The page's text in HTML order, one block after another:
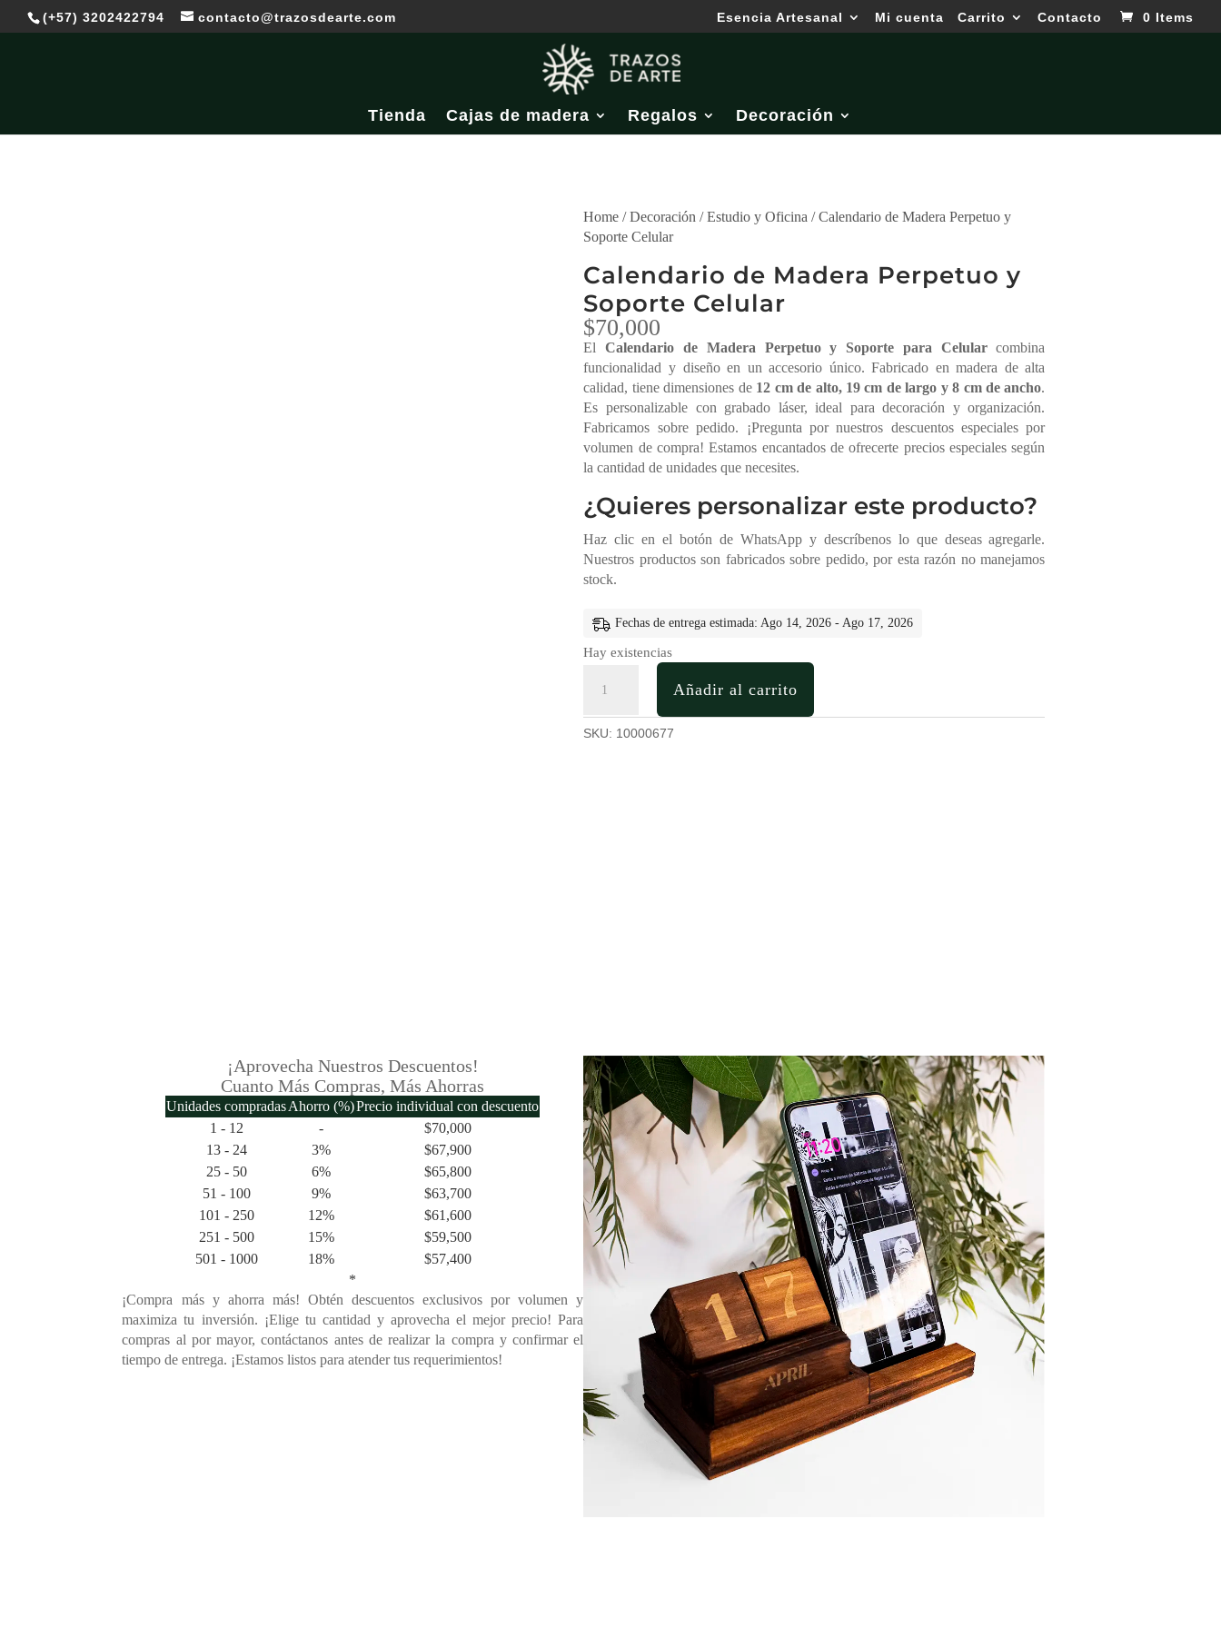
(+57) 3202422794 contacto@trazosdearte.com Esencia Artesanal Mi cuenta Carrito Contacto 0 Items
Tienda Cajas de madera Regalos Decoración
Home /Decoración /Estudio y Oficina / Calendario de Madera Perpetuo y
Soporte Celular
Calendario de Madera Perpetuo y
Soporte Celular
$70,000
ElCalendario de Madera Perpetuo y Soporte para Celularcombina
funcionalidad y diseño en un accesorio único. Fabricado en madera de alta
calidad, tiene dimensiones de 12 cm de alto, 19 cm de largo y 8 cm de ancho.
Es personalizable con grabado láser, ideal para decoración y organización.
Fabricamos sobre pedido. ¡Pregunta por nuestros descuentos especiales por
volumen de compra! Estamos encantados de ofrecerte precios especiales según
la cantidad de unidades que necesites.
¿Quieres personalizar este producto?
Haz clic en el botón de WhatsApp y descríbenos lo que deseas agregarle.
Nuestros productos son fabricados sobre pedido, por esta razón no manejamos
stock.
Fechas de entrega estimada: Ago 14, 2026 - Ago 17, 2026
Hay existencias
Madera
Perpetuo
Añadir al carrito
SKU: 10000677
¡Aprovecha Nuestros Descuentos!
Cuanto Más Compras, Más Ahorras
Unidades compradasAhorro (%)Precio individual con descuento
1 - 12
- $70,000
13 - 24
3% $67,900
25 - 50
6% $65,800
51 - 100
9% $63,700
101 - 250
12% $61,600
251 - 500
15% $59,500
501 - 1000
18% $57,400
*
¡Compra más y ahorra más! Obtén descuentos exclusivos por volumen y
maximiza tu inversión. ¡Elige tu cantidad y aprovecha el mejor precio! Para
compras al por mayor, contáctanos antes de realizar la compra y confirmar el
tiempo de entrega. ¡Estamos listos para atender tus requerimientos!